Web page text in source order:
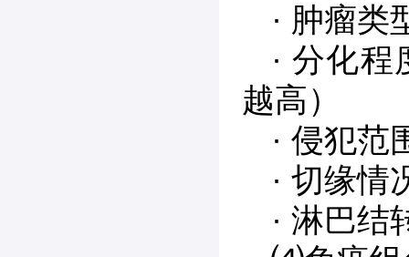
· 肿瘤类
· 分化
越高）
· 侵犯范
· 切缘情
· 淋巴结